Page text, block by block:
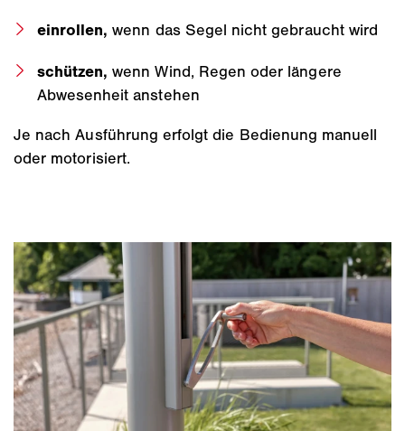
einrollen,wenn das Segel nicht gebraucht wird
schützen,wenn Wind, Regen oder längere
Abwesenheit anstehen
Je nach Ausführung erfolgt die Bedienung manuell
oder motorisiert.